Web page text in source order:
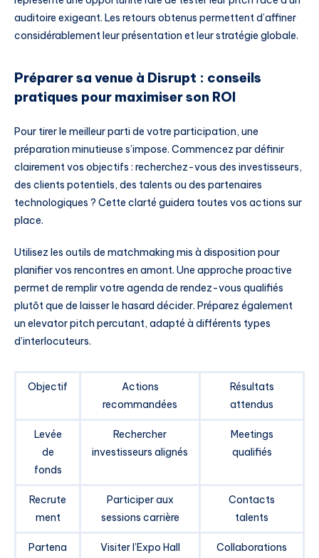
auditoire exigeant. Les retours obtenus permettent d’affiner
considérablement leur présentation et leur stratégie globale.
Préparer sa venue à Disrupt : conseils
pratiques pour maximiser son ROI
Pour tirer le meilleur parti de votre participation, une
préparation minutieuse s’impose. Commencez par définir
clairement vos objectifs : recherchez-vous des investisseurs,
des clients potentiels, des talents ou des partenaires
technologiques ? Cette clarté guidera toutes vos actions sur
place.
Utilisez les outils de matchmaking mis à disposition pour
planifier vos rencontres en amont. Une approche proactive
permet de remplir votre agenda de rendez-vous qualifiés
plutôt que de laisser le hasard décider. Préparez également
un elevator pitch percutant, adapté à différents types
d’interlocuteurs.
Objectif
Actions
recommandées
Résultats
attendus
Levée
de
fonds
Rechercher
investisseurs alignés
Meetings
qualifiés
Recrute
ment
Participer aux
sessions carrière
Contacts
talents
Partena
Visiter l’Expo Hall
Collaborations